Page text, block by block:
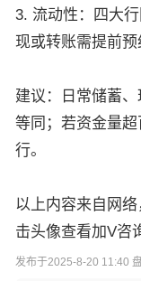
3. 流动性：四大
现或转账需提前预
建议：日常储蓄
等同；若资金量
行。
以上内容来自网
击头像查看加V咨
发布于2025-8-20 11:40